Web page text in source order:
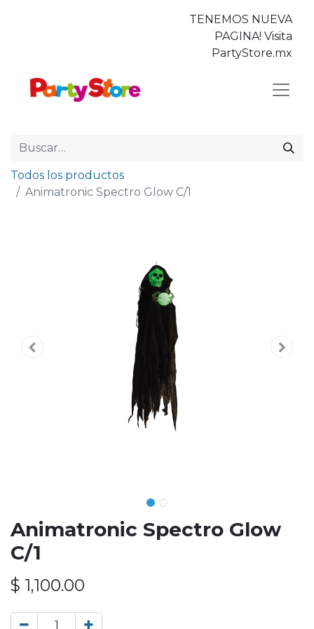
TENEMOS NUEVA
PAGINA! Visita
PartyStore.mx
Todos los productos
Animatronic Spectro Glow C/1
Animatronic Spectro Glow
C/1
$ 1,100.00